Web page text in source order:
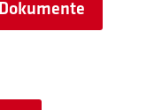
Dokumente